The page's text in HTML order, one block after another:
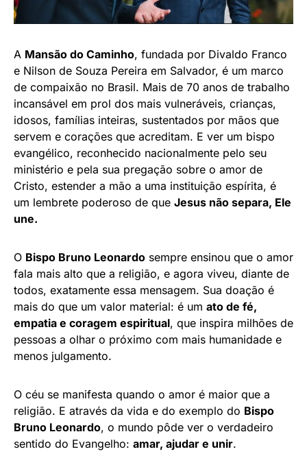
A Mansão do Caminho, fundada por Divaldo Franco
e Nilson de Souza Pereira em Salvador, é um marco
de compaixão no Brasil. Mais de 70 anos de trabalho
incansável em prol dos mais vulneráveis, crianças,
idosos, famílias inteiras, sustentados por mãos que
servem e corações que acreditam. E ver um bispo
evangélico, reconhecido nacionalmente pelo seu
ministério e pela sua pregação sobre o amor de
Cristo, estender a mão a uma instituição espírita, é
um lembrete poderoso de que Jesus não separa, Ele
une.
O Bispo Bruno Leonardo sempre ensinou que o amor
fala mais alto que a religião, e agora viveu, diante de
todos, exatamente essa mensagem. Sua doação é
mais do que um valor material: é um ato de fé,
empatia e coragem espiritual, que inspira milhões de
pessoas a olhar o próximo com mais humanidade e
menos julgamento.
O céu se manifesta quando o amor é maior que a
religião. E através da vida e do exemplo do Bispo
Bruno Leonardo, o mundo pôde ver o verdadeiro
sentido do Evangelho: amar, ajudar e unir.